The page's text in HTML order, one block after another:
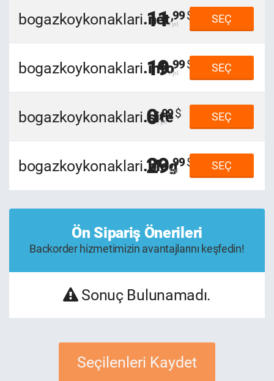
bogazkoykonaklari.net
11,99 SEÇ
bogazkoykonaklari.info
19,99 SEÇ
bogazkoykonaklari.site
0,99 SEÇ
bogazkoykonaklari.blog
29,99 SEÇ
Ön Sipariş Önerileri
Backorder hizmetimizin avantajlarını keşfedin!
Sonuç Bulunamadı.
Seçilenleri Kaydet